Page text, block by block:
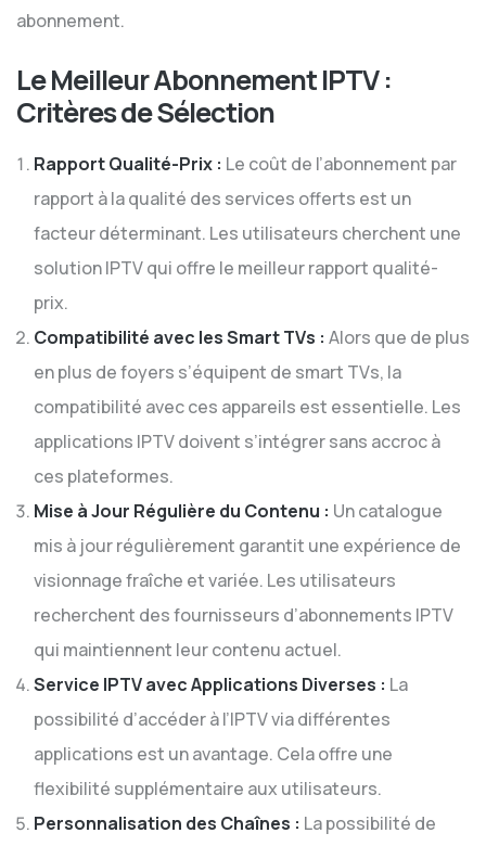
abonnement.
Le Meilleur Abonnement IPTV :
Critères de Sélection
Rapport Qualité-Prix : Le coût de l’abonnement par
rapport à la qualité des services offerts est un
facteur déterminant. Les utilisateurs cherchent une
solution IPTV qui offre le meilleur rapport qualité-
prix.
Compatibilité avec les Smart TVs : Alors que de plus
en plus de foyers s’équipent de smart TVs, la
compatibilité avec ces appareils est essentielle. Les
applications IPTV doivent s’intégrer sans accroc à
ces plateformes.
Mise à Jour Régulière du Contenu : Un catalogue
mis à jour régulièrement garantit une expérience de
visionnage fraîche et variée. Les utilisateurs
recherchent des fournisseurs d’abonnements IPTV
qui maintiennent leur contenu actuel.
Service IPTV avec Applications Diverses : La
possibilité d’accéder à l’IPTV via différentes
applications est un avantage. Cela offre une
flexibilité supplémentaire aux utilisateurs.
Personnalisation des Chaînes : La possibilité de